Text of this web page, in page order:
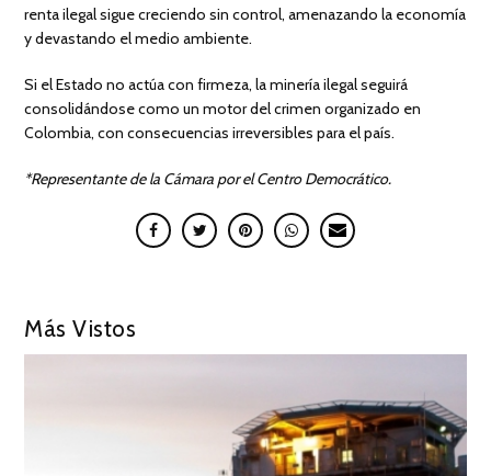
renta ilegal sigue creciendo sin control, amenazando la economía
y devastando el medio ambiente.
Si el Estado no actúa con firmeza, la minería ilegal seguirá
consolidándose como un motor del crimen organizado en
Colombia, con consecuencias irreversibles para el país.
*Representante de la Cámara por el Centro Democrático.
Más Vistos